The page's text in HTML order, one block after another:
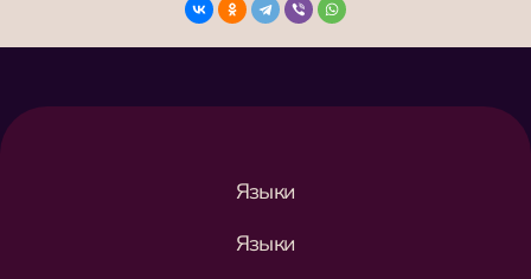
Языки
Языки